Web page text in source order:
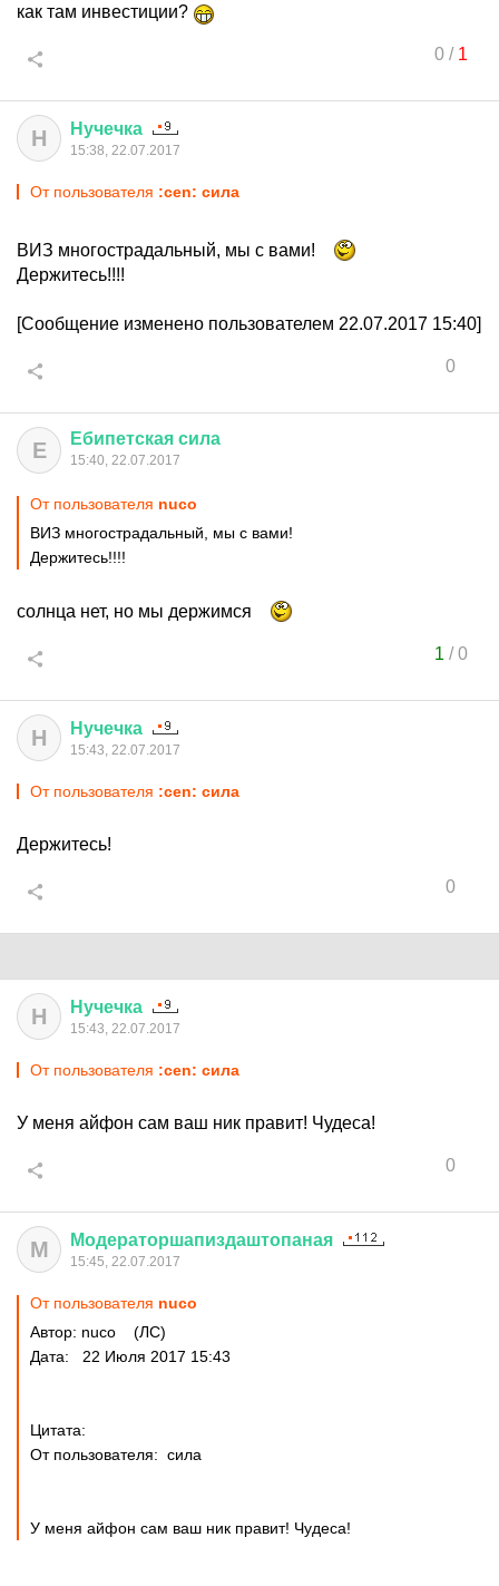
как там инвестиции?
0/ 1
Н Нучечка
15:38, 22.07.2017
От пользователя :cen: сила
ВИЗ многострадальный, мы с вами!
Держитесь!!!!
[Сообщение изменено пользователем 22.07.2017 15:40]
0
Е Ебипетская сила
15:40, 22.07.2017
От пользователя nuco
ВИЗ многострадальный, мы с вами!
Держитесь!!!!
солнца нет, но мы держимся
1 /0
Н Нучечка
15:43, 22.07.2017
От пользователя :cen: сила
Держитесь!
0
Н Нучечка
15:43, 22.07.2017
От пользователя :cen: сила
У меня айфон сам ваш ник правит! Чудеса!
0
М Модераторшапиздаштопаная
15:45, 22.07.2017
От пользователя nuco
Автор: nuco (ЛС)
Дата: 22 Июля 2017 15:43
Цитата:
От пользователя: сила
У меня айфон сам ваш ник правит! Чудеса!